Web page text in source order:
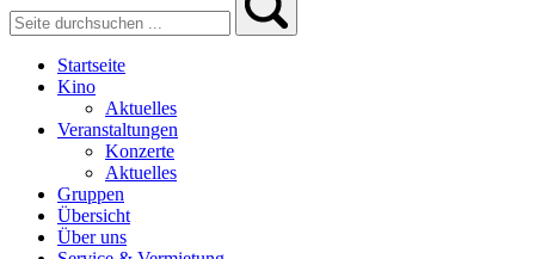
Startseite
Kino
Aktuelles
Veranstaltungen
Konzerte
Aktuelles
Gruppen
Übersicht
Über uns